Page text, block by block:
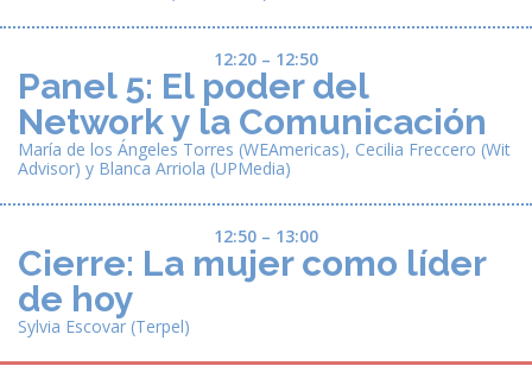
12:20 – 12:50
Panel 5: El poder del
Network y la Comunicación
María de los Ángeles Torres (WEAmericas), Cecilia Freccero (Wit
Advisor) y Blanca Arriola (UPMedia)
12:50 – 13:00
Cierre: La mujer como líder
de hoy
Sylvia Escovar (Terpel)